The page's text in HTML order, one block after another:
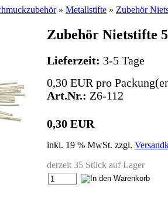
» Metallstifte » Zubehör
Zubehör Nietstifte
Lieferzeit: 3-5 Tage
0,30 EUR pro
Art.Nr.: Z6-112
0,30 EUR
inkl. 19 % MwSt. zzgl.
derzeit 35 Stück auf Lager